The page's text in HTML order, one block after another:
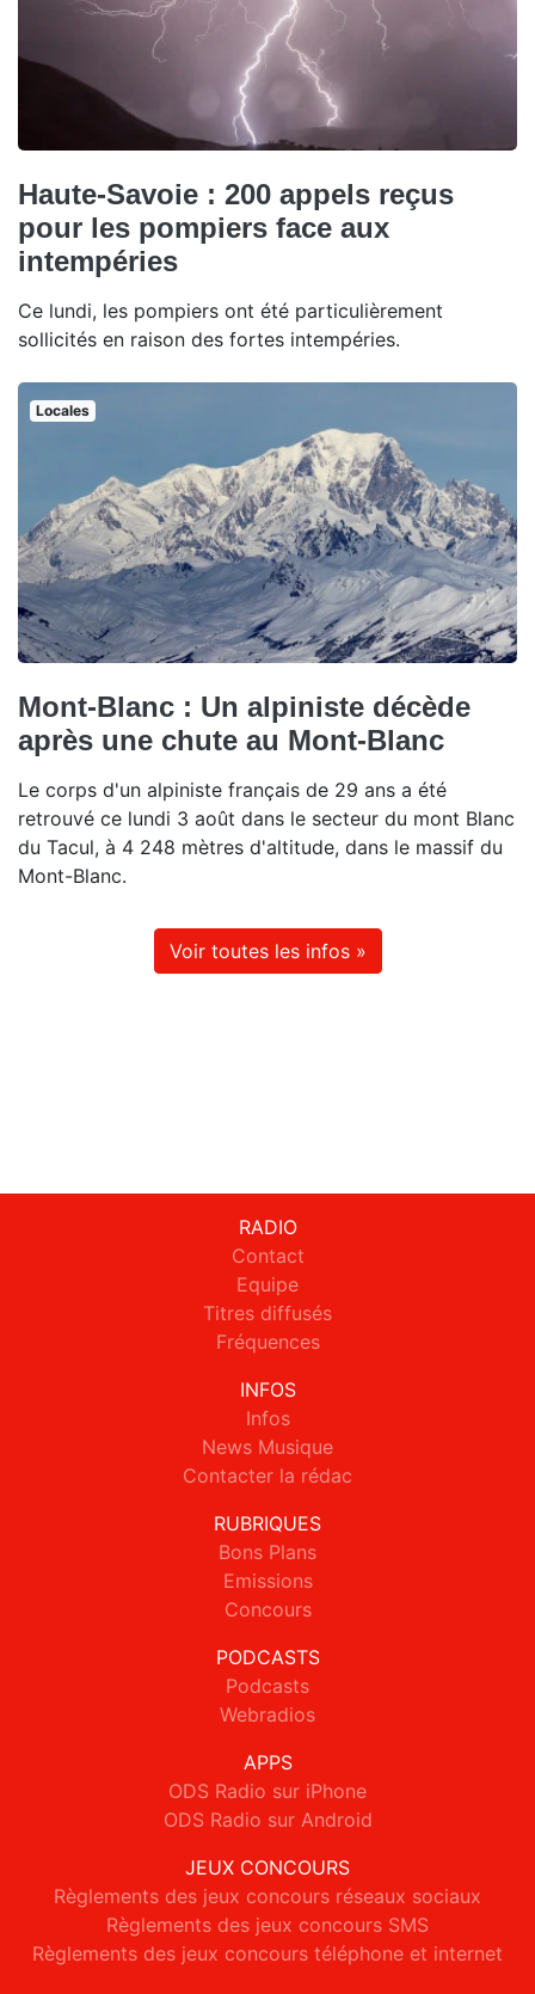
Haute-Savoie : 200 appels reçus
pour les pompiers face aux
intempéries
Ce lundi, les pompiers ont été particulièrement
sollicités en raison des fortes intempéries.
Locales
Mont-Blanc : Un alpiniste décède
après une chute au Mont-Blanc
Le corps d'un alpiniste français de 29 ans a été
retrouvé ce lundi 3 août dans le secteur du mont Blanc
du Tacul, à 4 248 mètres d'altitude, dans le massif du
Mont-Blanc.
Voir toutes les infos »
RADIO
Contact
Equipe
Titres diffusés
Fréquences
INFOS
Infos
News Musique
Contacter la rédac
RUBRIQUES
Bons Plans
Emissions
Concours
PODCASTS
Podcasts
Webradios
APPS
ODS Radio sur iPhone
ODS Radio sur Android
JEUX CONCOURS
Règlements des jeux concours réseaux sociaux
Règlements des jeux concours SMS
Règlements des jeux concours téléphone et internet